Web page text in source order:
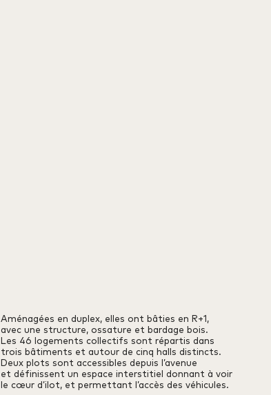
Aménagées en duplex, elles ont bâties en R+1,
avec une structure, ossature et bardage bois.
Les 46 logements collectifs sont répartis dans
trois bâtiments et autour de cinq halls distincts.
Deux plots sont accessibles depuis l’avenue
et définissent un espace interstitiel donnant à voir
le cœur d’ilot, et permettant l’accès des véhicules.